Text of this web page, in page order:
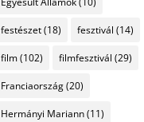
festészet(18) fesztivál (14)
film(102) filmfesztivál (29)
Franciaország(20)
Hermányi Mariann(11)